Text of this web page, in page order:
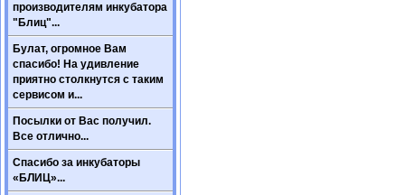
производителям инкубатора
"Блиц"...
Булат, огромное Вам
спасибо! На удивление
приятно столкнутся с таким
сервисом и...
Посылки от Вас получил.
Все отлично...
Спасибо за инкубаторы
«БЛИЦ»...